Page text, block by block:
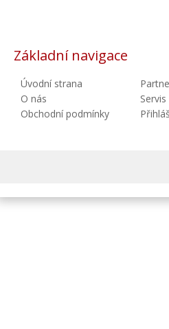
Základní navigace
Úvodní strana
O nás
Obchodní podmínky
Servis